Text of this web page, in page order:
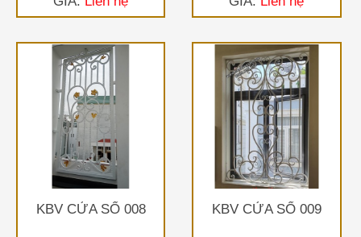
KBV CỬA SỔ 008 KBV CỬA SỔ 009